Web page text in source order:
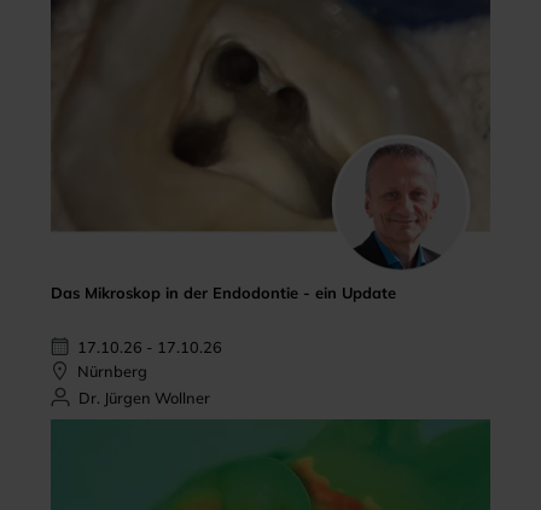
Das Mikroskop in der Endodontie - ein Update
17.10.26 - 17.10.26
Nürnberg
Dr. Jürgen Wollner